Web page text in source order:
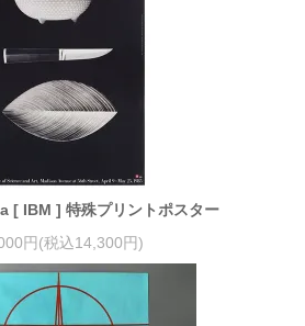
[ IBM ] 特殊プリントポスター
円(税込14,300円)